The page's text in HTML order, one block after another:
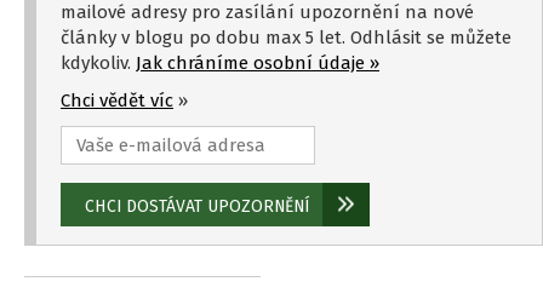
mailové adresy pro zasílání upozornění na nové
články v blogu po dobu max 5 let. Odhlásit se můžete
kdykoliv. Jak chráníme osobní údaje »
Chci vědět víc »